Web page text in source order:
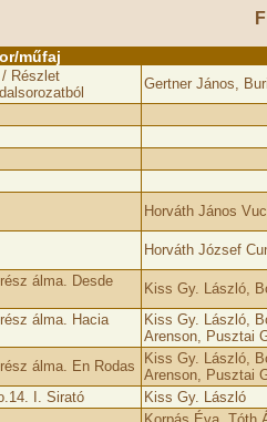
műfaj
Részlet
Gertner János,
Horváth János
Horváth József
álma. Desde
Kiss Gy. László,
álma. Hacia
Kiss Gy. László,
Arenson, Pusztai
álma. En Rodas
Kiss Gy. László,
Arenson, Pusztai
I. Sirató
Kiss Gy. László